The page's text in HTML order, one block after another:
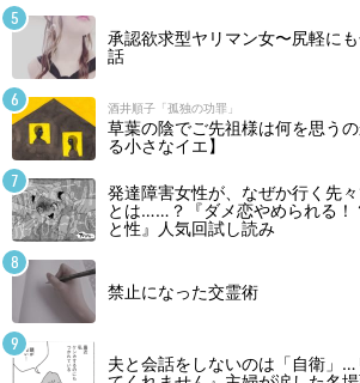
承認欲求型ヤリマン女〜尻軽に
話
酒井順子「孤独の功罪」
草葉の陰でご先祖様は何を思う
る小さなイエ】
発達障害女性が、なぜか行く先
とは……？『ダメ恋やめられる
と性』人気回試し読み
禁止になった交霊術
夫と会話をしないのは「自衛」